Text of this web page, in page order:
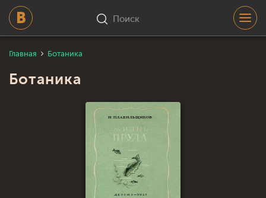
Поиск
Главная Ботаника
Ботаника